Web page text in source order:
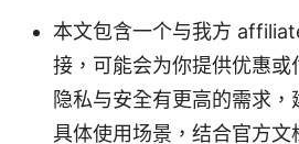
本文包含一个与我方
接，可能会为你提供优惠或
隐私与安全有更高的需求，
具体使用场景，结合官方